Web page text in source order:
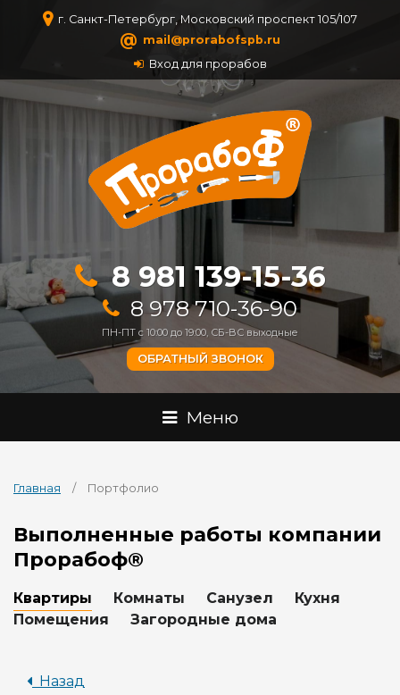
г. Санкт-Петербург, Московский проспект 105/107
@ mail@prorabofspb.ru
Вход для прорабов
8 981 139-15-36
8 978 710-36-90
ПН-ПТ с 10:00 до 19:00, СБ-ВС выходные
ОБРАТНЫЙ ЗВОНОК
Меню
Главная / Портфолио
Выполненные работы компании
Прорабоф®
Квартиры Комнаты Санузел
Кухня
Помещения
Загородные дома
Назад